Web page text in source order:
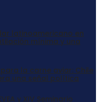
latinoamericano en
mínima y una
la carne aviar: Chile
una señal política
y XIV Seminario